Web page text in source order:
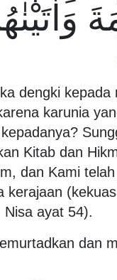
dengki kepada
karunia
Kitab dan
dan Kami
kerajaan
Nisa ayat 54).
dan